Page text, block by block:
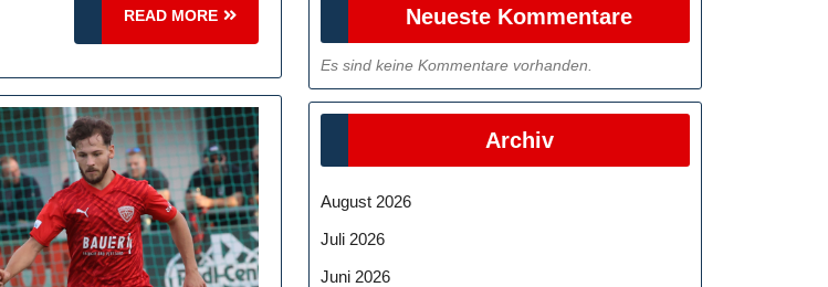
READ MORE
READ
MORE
Neueste Kommentare
Es sind keine Kommentare vorhanden.
Archiv
August 2026
Juli 2026
Juni 2026